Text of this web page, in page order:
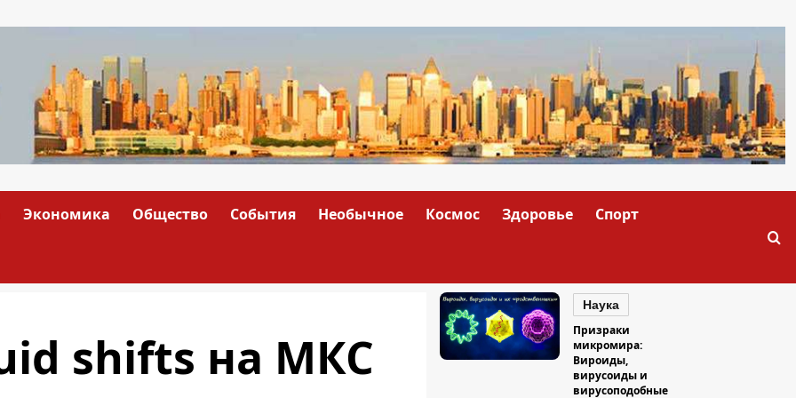
Экономика Общество События Необычное Космос Здоровье Спорт
shifts на МКС
Наука
Призраки
микромира:
Вироиды,
вирусоиды и
вирусоподобные